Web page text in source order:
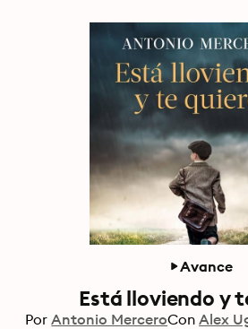
Avance
Está lloviendo y
Por Antonio MerceroCon Alex